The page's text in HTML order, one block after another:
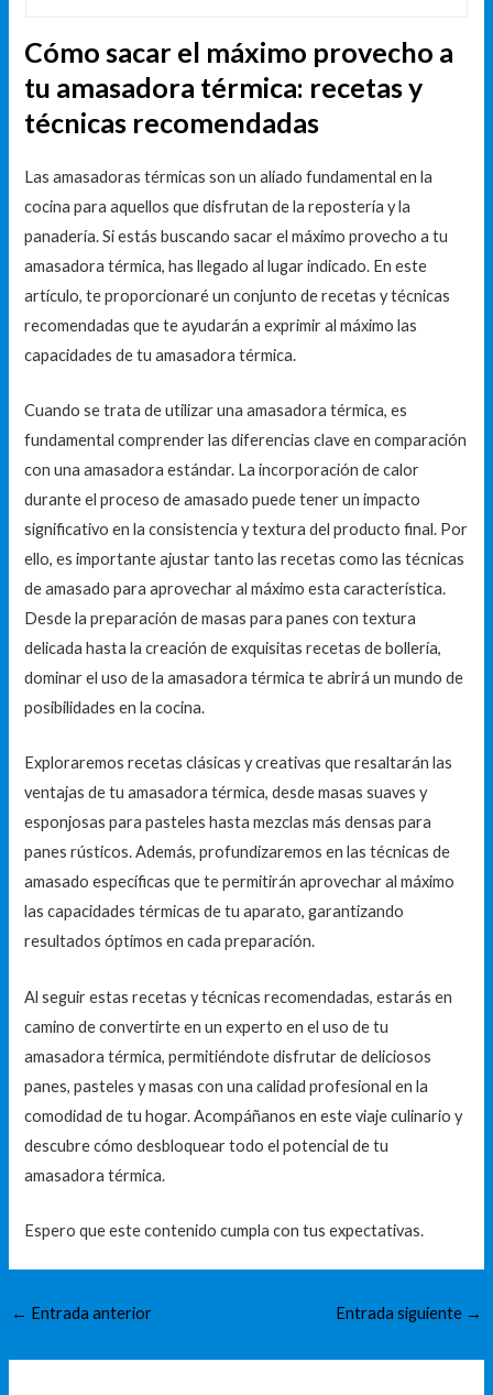
Cómo sacar el máximo provecho a
tu amasadora térmica: recetas y
técnicas recomendadas
Las amasadoras térmicas son un aliado fundamental en la
cocina para aquellos que disfrutan de la repostería y la
panadería. Si estás buscando sacar el máximo provecho a tu
amasadora térmica, has llegado al lugar indicado. En este
artículo, te proporcionaré un conjunto de recetas y técnicas
recomendadas que te ayudarán a exprimir al máximo las
capacidades de tu amasadora térmica.
Cuando se trata de utilizar una amasadora térmica, es
fundamental comprender las diferencias clave en comparación
con una amasadora estándar. La incorporación de calor
durante el proceso de amasado puede tener un impacto
significativo en la consistencia y textura del producto final. Por
ello, es importante ajustar tanto las recetas como las técnicas
de amasado para aprovechar al máximo esta característica.
Desde la preparación de masas para panes con textura
delicada hasta la creación de exquisitas recetas de bollería,
dominar el uso de la amasadora térmica te abrirá un mundo de
posibilidades en la cocina.
Exploraremos recetas clásicas y creativas que resaltarán las
ventajas de tu amasadora térmica, desde masas suaves y
esponjosas para pasteles hasta mezclas más densas para
panes rústicos. Además, profundizaremos en las técnicas de
amasado específicas que te permitirán aprovechar al máximo
las capacidades térmicas de tu aparato, garantizando
resultados óptimos en cada preparación.
Al seguir estas recetas y técnicas recomendadas, estarás en
camino de convertirte en un experto en el uso de tu
amasadora térmica, permitiéndote disfrutar de deliciosos
panes, pasteles y masas con una calidad profesional en la
comodidad de tu hogar. Acompáñanos en este viaje culinario y
descubre cómo desbloquear todo el potencial de tu
amasadora térmica.
Espero que este contenido cumpla con tus expectativas.
← Entrada anterior Entrada siguiente →